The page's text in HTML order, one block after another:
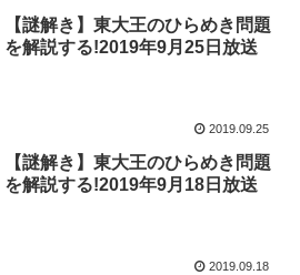
【謎解き】東大王のひらめき問題
を解説する!2019年9月25日放送
2019.09.25
【謎解き】東大王のひらめき問題
を解説する!2019年9月18日放送
2019.09.18